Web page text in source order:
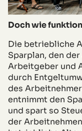
Doch wie
Die betriebliche
Sparplan, den
Arbeitgeber und
durch
des
entnimmt den
und spart so
der